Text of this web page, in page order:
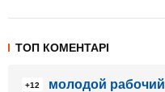
ТОП КОМЕНТАРІ
+12
молодой рабочий